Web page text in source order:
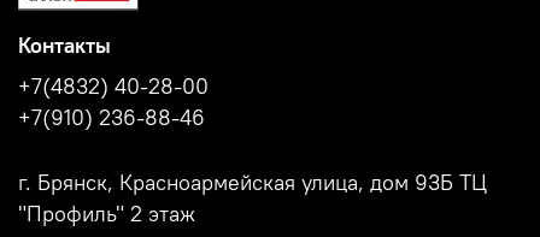
Контакты
+7(4832) 40-28-00
+7(910) 236-88-46
г. Брянск, Красноармейская улица, дом 93Б ТЦ
"Профиль" 2 этаж